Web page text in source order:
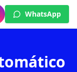
WhatsApp